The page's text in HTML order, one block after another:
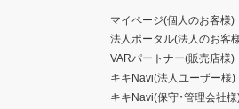
マイページ(個人のお客様)
法人ポータル(法人のお客
VARパートナー(販売店様)
キキNavi(法人ユーザー様)
キキNavi(保守・管理会社